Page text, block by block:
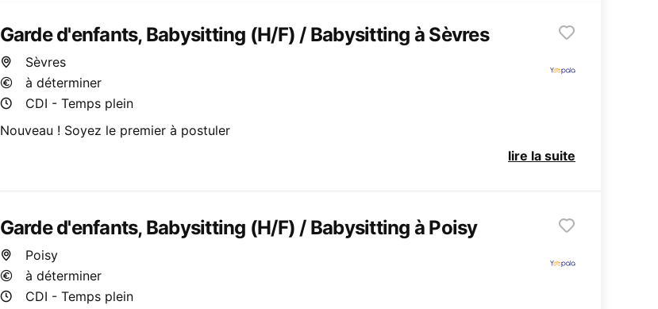
Garde d'enfants, Babysitting (H/F) / Babysitting à Sèvres
Sèvres
à déterminer
CDI - Temps plein
Nouveau ! Soyez le premier à postuler
lire la suite
Garde d'enfants, Babysitting (H/F) / Babysitting à Poisy
Poisy
à déterminer
CDI - Temps plein